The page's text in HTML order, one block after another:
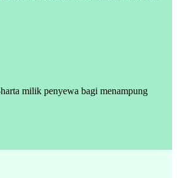
milik penyewa bagi menampung